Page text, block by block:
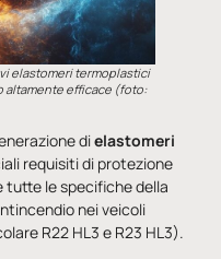
elastomeri termoplastici
altamente efficace (foto:
dielastomeri
requisiti di protezione
le specifiche della
nei veicoli
R22 HL3 e R23 HL3).